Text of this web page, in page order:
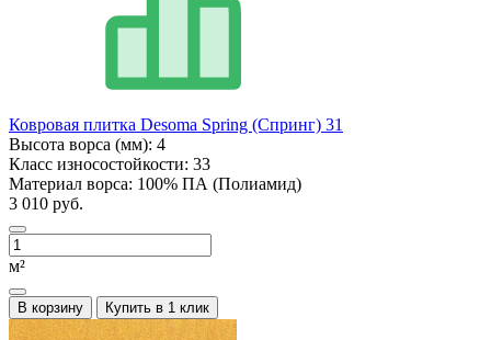
Ковровая плитка Desoma Spring (Спринг) 31
Высота ворса (мм): 4
Класс износостойкости: 33
Материал ворса: 100% ПА (Полиамид)
3 010 руб.
м²
В корзину Купить в 1 клик